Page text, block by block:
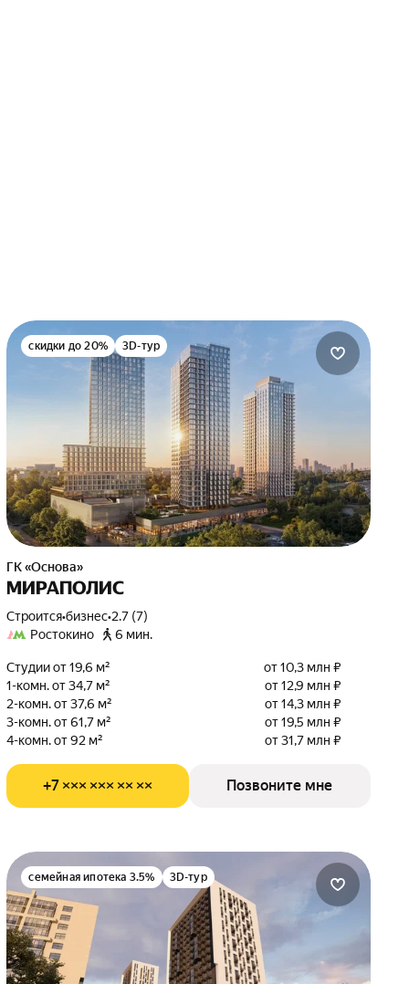
скидки до 20% 3D-тур
ГК «Основа»
МИРАПОЛИС
Строится•бизнес•2.7 (7)
Ростокино
6 мин.
Студии от 19,6 м²
от 10,3 млн ₽
1-комн. от 34,7 м²
от 12,9 млн ₽
2-комн. от 37,6 м²
от 14,3 млн ₽
3-комн. от 61,7 м²
от 19,5 млн ₽
4-комн. от 92 м²
от 31,7 млн ₽
+7 ××× ××× ×× ×× Позвоните мне
семейная ипотека 3.5% 3D-тур